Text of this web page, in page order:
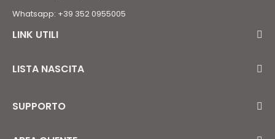
Whatsapp: +39 352 0955005
LINK UTILI
LISTA NASCITA
SUPPORTO